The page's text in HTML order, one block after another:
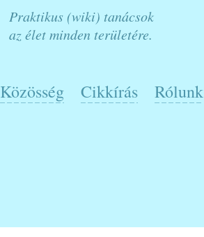
Praktikus (wiki) tanácsok
az élet minden területére.
Közösség Cikkírás Rólunk